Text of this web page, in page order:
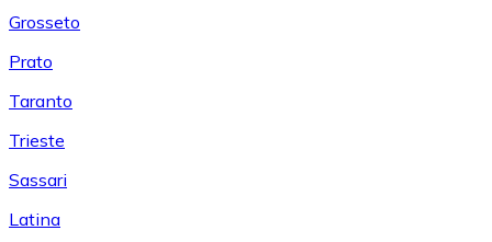
Grosseto
Prato
Taranto
Trieste
Sassari
Latina